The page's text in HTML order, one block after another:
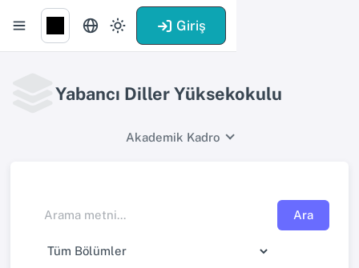
Giriş
Yabancı Diller Yüksekokulu
Akademik Kadro
Ara